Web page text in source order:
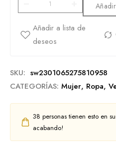
SKU: sw2301065275810958
CATEGORÍAS: Mujer, Ropa,
38 personas tienen esto en
acabando!